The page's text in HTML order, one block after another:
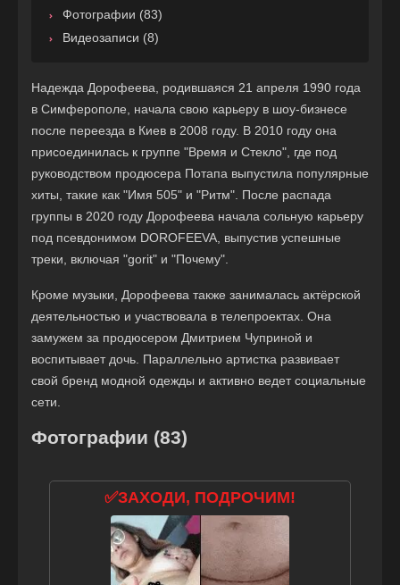
Фотографии (83)
Видеозаписи (8)
Надежда Дорофеева, родившаяся 21 апреля 1990 года
в Симферополе, начала свою карьеру в шоу-бизнесе
после переезда в Киев в 2008 году. В 2010 году она
присоединилась к группе "Время и Стекло", где под
руководством продюсера Потапа выпустила популярные
хиты, такие как "Имя 505" и "Ритм". После распада
группы в 2020 году Дорофеева начала сольную карьеру
под псевдонимом DOROFEEVA, выпустив успешные
треки, включая "gorit" и "Почему".
Кроме музыки, Дорофеева также занималась актёрской
деятельностью и участвовала в телепроектах. Она
замужем за продюсером Дмитрием Чуприной и
воспитывает дочь. Параллельно артистка развивает
свой бренд модной одежды и активно ведет социальные
сети.
Фотографии (83)
✅ЗАХОДИ, ПОДРОЧИМ!